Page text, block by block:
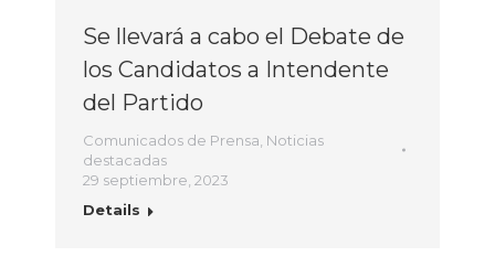
Se llevará a cabo el Debate de
los Candidatos a Intendente
del Partido
Comunicados de Prensa, Noticias
destacadas
29 septiembre, 2023
Details